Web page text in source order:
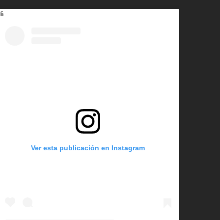
Ver esta publicación en Instagram